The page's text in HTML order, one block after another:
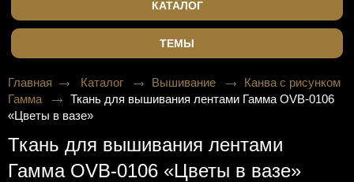
КАТАЛОГ
ТЕМЫ
Главная Каталог Вышивание
Канва с рисунком
Гамма
Ткань для вышивания лентами Гамма OVB-0106
«Цветы в вазе»
Ткань для вышивания лентами
Гамма OVB-0106 «Цветы в вазе»